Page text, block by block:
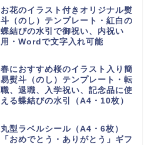
お花のイラスト付きオリジナル熨
斗（のし）テンプレート・紅白の
蝶結びの水引で御祝い、内祝い
用・Wordで文字入れ可能
春におすすめ桜のイラスト入り簡
易熨斗（のし）テンプレート・転
職、退職、入学祝い、記念品に使
える蝶結びの水引（A4・10枚）
丸型ラベルシール（A4・6枚）
「おめでとう・ありがとう」ギフ